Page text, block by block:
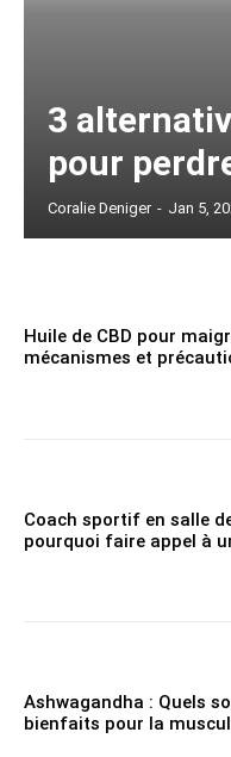
3
pour
Coralie Deniger - Jan 5,
Huile de CBD pour
mécanismes et
Coach sportif en salle
pourquoi faire appel à
Ashwagandha : Quels
bienfaits pour la